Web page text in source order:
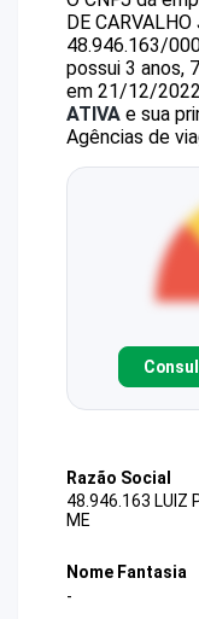
DE
48.946.163/
possui 3 anos,
em 21/12/
ATIVA e sua
Agências de
Razão Social
48.946.163 LUIZ
ME
Nome Fantasia
-